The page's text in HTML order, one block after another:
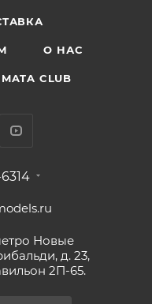
О НАС
CLUB
Новые
д. 23,
2П-65.